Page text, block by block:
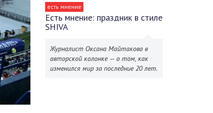
есть мнение
Есть мнение: праздник в стиле
SHIVA
Журналист Оксана Майтакова в
авторской колонке — о том, как
изменился мир за последние 20 лет.